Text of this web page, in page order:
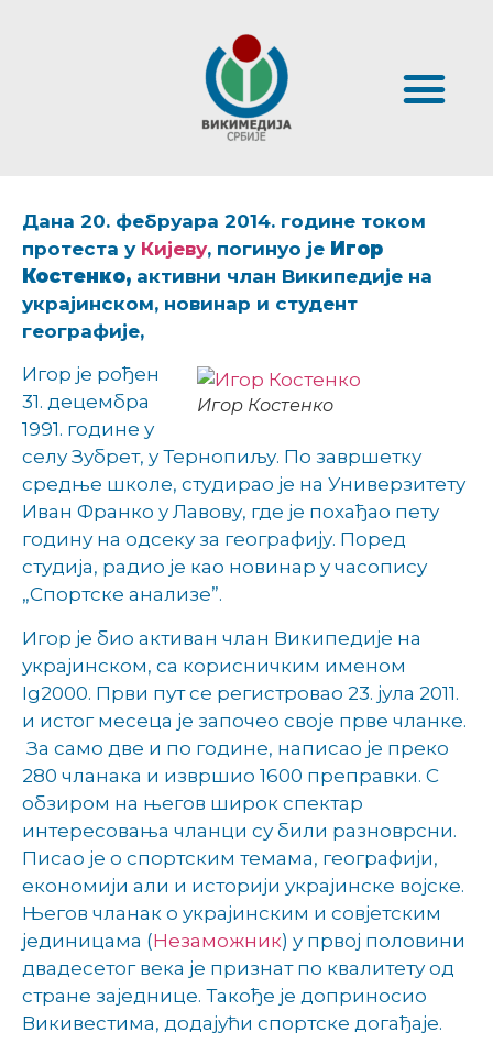
Дана 20. фебруара 2014. године током
протеста у Кијеву, погинуо је Игор
Костенко, активни члан Википедије на
украјинском, новинар и студент
географије,
Игор Костенко
Игор је рођен
31. децембра
1991. године у
селу Зубрет, у Тернопиљу. По завршетку
средње школе, студирао је на Универзитету
Иван Франко у Лавову, где је похађао пету
годину на одсеку за географију. Поред
студија, радио је као новинар у часопису
„Спортске анализе”.
Игор је био активан члан Википедије на
украјинском, са корисничким именом
Ig2000. Први пут се регистровао 23. јула 2011.
и истог месеца је започео своје прве чланке.
За само две и по године, написао је преко
280 чланака и извршио 1600 преправки. С
обзиром на његов широк спектар
интересовања чланци су били разноврсни.
Писао је о спортским темама, географији,
економији али и историји украјинске војске.
Његов чланак о украјинским и совјетским
јединицама (Незаможник) у првој половини
двадесетог века је признат по квалитету од
стране заједнице. Такође је доприносио
Викивестима, додајући спортске догађаје.